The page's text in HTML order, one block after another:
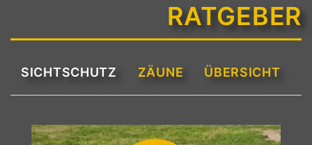
RATGEBER
SICHTSCHUTZ ZÄUNE ÜBERSICHT